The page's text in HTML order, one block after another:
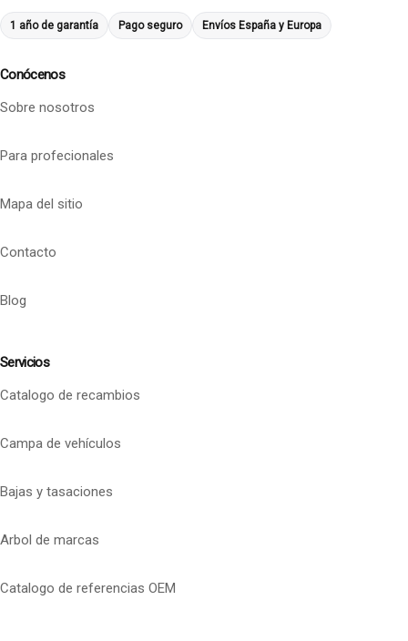
1 año de garantía Pago seguro Envíos España y Europa
Conócenos
Sobre nosotros
Para profecionales
Mapa del sitio
Contacto
Blog
Servicios
Catalogo de recambios
Campa de vehículos
Bajas y tasaciones
Arbol de marcas
Catalogo de referencias OEM